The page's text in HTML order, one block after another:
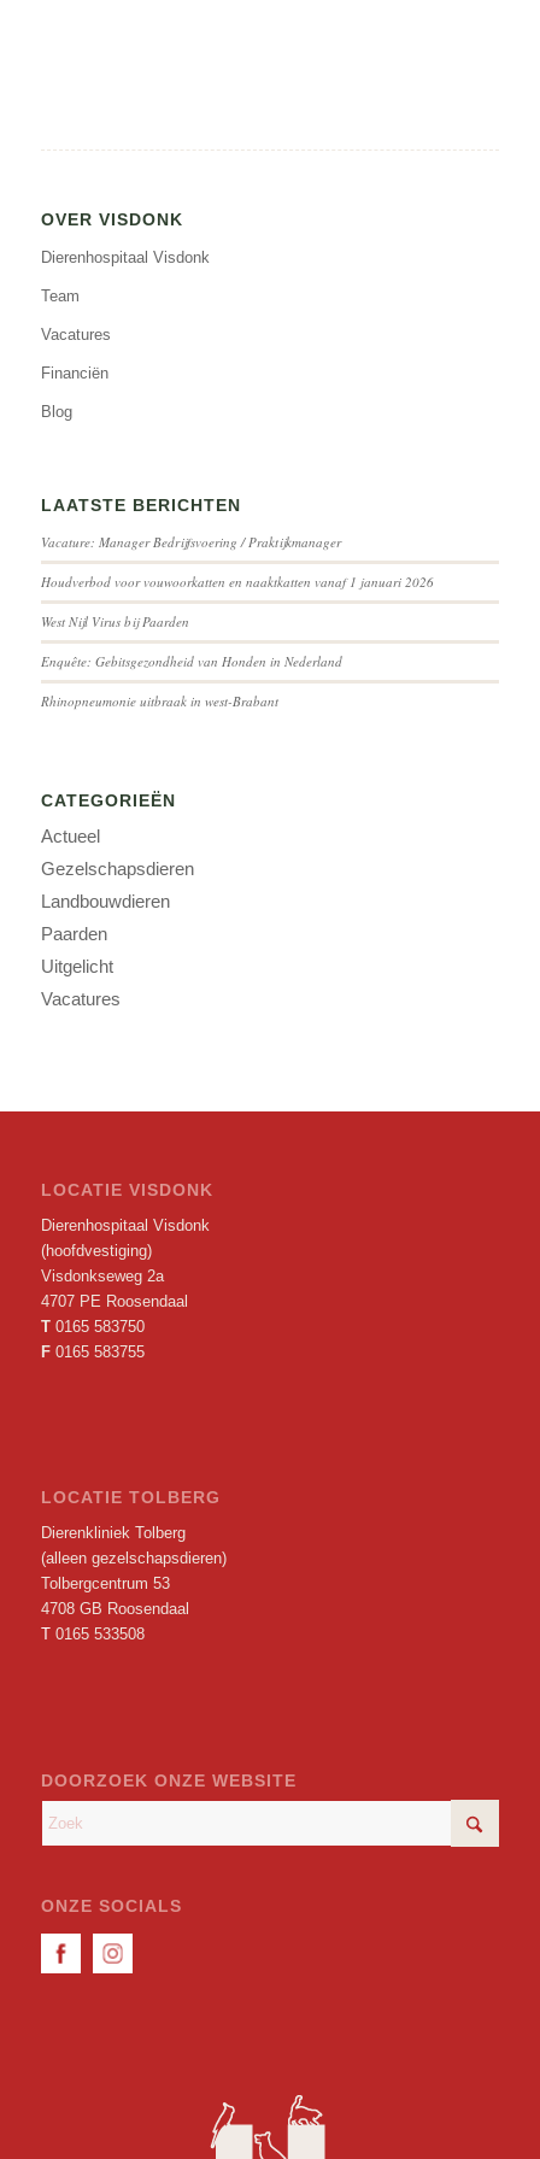
OVER VISDONK
Dierenhospitaal Visdonk
Team
Vacatures
Financiën
Blog
LAATSTE BERICHTEN
Vacature: Manager Bedrijfsvoering / Praktijkmanager
Houdverbod voor vouwoorkatten en naaktkatten vanaf 1 januari 2026
West Nijl Virus bij Paarden
Enquête: Gebitsgezondheid van Honden in Nederland
Rhinopneumonie uitbraak in west-Brabant
CATEGORIEËN
Actueel
Gezelschapsdieren
Landbouwdieren
Paarden
Uitgelicht
Vacatures
LOCATIE VISDONK
Dierenhospitaal Visdonk
(hoofdvestiging)
Visdonkseweg 2a
4707 PE Roosendaal
T 0165 583750
F 0165 583755
LOCATIE TOLBERG
Dierenkliniek Tolberg
(alleen gezelschapsdieren)
Tolbergcentrum 53
4708 GB Roosendaal
T 0165 533508
DOORZOEK ONZE WEBSITE
ONZE SOCIALS